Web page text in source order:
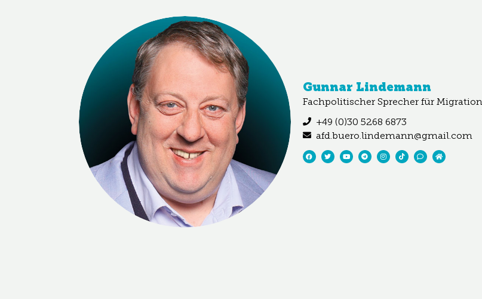
Gunnar Lindemann
Fachpolitischer Sprecher für Migration
+49 (0)30 5268 6873
afd.buero.lindemann@gmail.com